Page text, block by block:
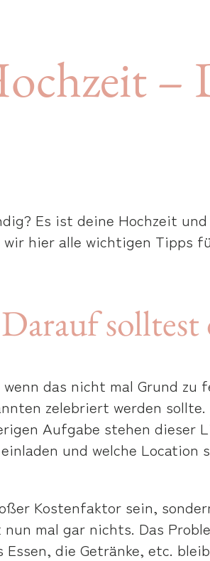
–
Es ist deine Hochzeit
hier alle wichtigen Tipps
solltest
das nicht mal Grund
zelebriert werden
Aufgabe stehen dieser
und welche Location
Kostenfaktor sein,
mal gar nichts. Das
die Getränke, etc.